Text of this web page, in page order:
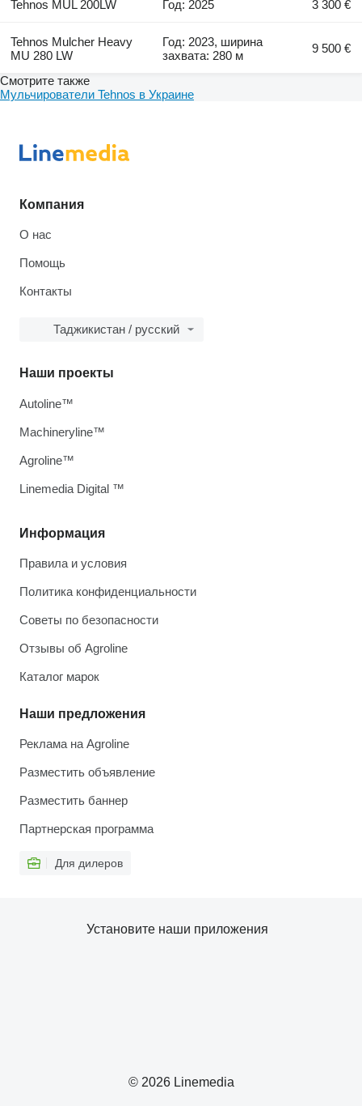
Tehnos MUL 200LW Год: 2025 3 300 €
Tehnos Mulcher Heavy
MU 280 LW
Год: 2023, ширина
захвата: 280 м
9 500 €
Смотрите также
Мульчирователи Tehnos в Украине
Компания
О нас
Помощь
Контакты
Таджикистан / русский
Информация
Правила и условия
Политика конфиденциальности
Советы по безопасности
Отзывы об Agroline
Каталог марок
Наши предложения
Реклама на Agroline
Разместить объявление
Разместить баннер
Партнерская программа
Для дилеров
Наши проекты
Autoline™
Machineryline™
Agroline™
Linemedia Digital ™
© 2026 Linemedia
Установите наши приложения